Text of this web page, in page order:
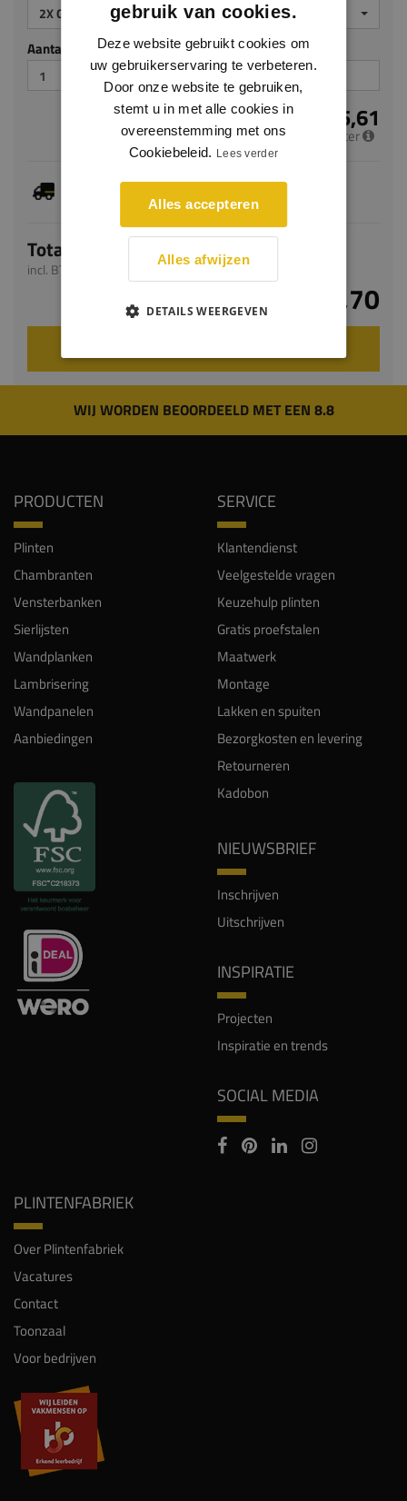
2X GEGROND
Aantal stuks
€ 5,61
per meter
Je hebt gekozen voor maatwerk, de verwachte
levertijd bedraagt 5-7 werkdagen
Totaal
incl. BTW
€ 13,70
WIJ WORDEN BEOORDEELD MET EEN 8.8
PRODUCTEN
Plinten
Chambranten
Vensterbanken
Sierlijsten
Wandplanken
Lambrisering
Wandpanelen
Aanbiedingen
SERVICE
Klantendienst
Veelgestelde vragen
Keuzehulp plinten
Gratis proefstalen
Maatwerk
Montage
Lakken en spuiten
Bezorgkosten en levering
Retourneren
Kadobon
NIEUWSBRIEF
Inschrijven
Uitschrijven
INSPIRATIE
Projecten
Inspiratie en trends
SOCIAL MEDIA
PLINTENFABRIEK
Over Plintenfabriek
Vacatures
Contact
Toonzaal
Voor bedrijven
gebruik van cookies.
Deze website gebruikt cookies om
uw gebruikerservaring te verbeteren.
Door onze website te gebruiken,
stemt u in met alle cookies in
overeenstemming met ons
Cookiebeleid. Lees verder
Alles accepteren
Alles afwijzen
DETAILS WEERGEVEN